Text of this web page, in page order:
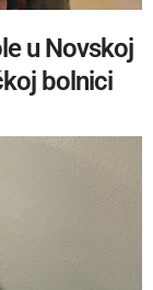
u Novskoj
bolnici